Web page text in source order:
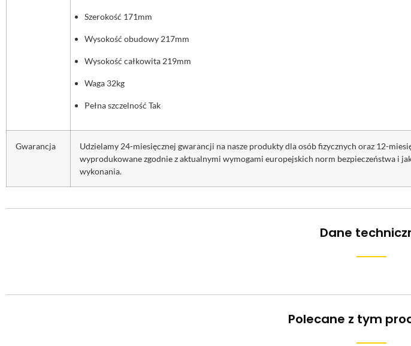
Szerokość 171mm
Wysokość obudowy 217mm
Wysokość całkowita 219mm
Waga 32kg
Pełna szczelność Tak
Gwarancja
Udzielamy 24-miesięcznej gwarancji na nasze produkty dla osób fizycznych oraz 12-
wyprodukowane zgodnie z aktualnymi wymogami europejskich norm bezpieczeństwa i
wykonania.
Dane
Polecane z tym